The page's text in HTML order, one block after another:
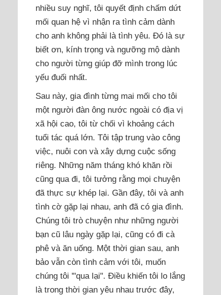
nhiều suy nghĩ, tôi quyết định chấm dứt
mối quan hệ vì nhận ra tình cảm dành
cho anh không phải là tình yêu. Đó là sự
biết ơn, kính trọng và ngưỡng mộ dành
cho người từng giúp đỡ mình trong lúc
yếu đuối nhất.
Sau này, gia đình từng mai mối cho tôi
một người đàn ông nước ngoài có địa vị
xã hội cao, tôi từ chối vì khoảng cách
tuổi tác quá lớn. Tôi tập trung vào công
việc, nuôi con và xây dựng cuộc sống
riêng. Những năm tháng khó khăn rồi
cũng qua đi, tôi tưởng rằng mọi chuyện
đã thực sự khép lại. Gần đây, tôi và anh
tình cờ gặp lại nhau, anh đã có gia đình.
Chúng tôi trò chuyện như những người
bạn cũ lâu ngày gặp lại, cũng có đi cà
phê và ăn uống. Một thời gian sau, anh
bảo vẫn còn tình cảm với tôi, muốn
chúng tôi '"qua lại". Điều khiến tôi lo lắng
là trong thời gian yêu nhau trước đây,